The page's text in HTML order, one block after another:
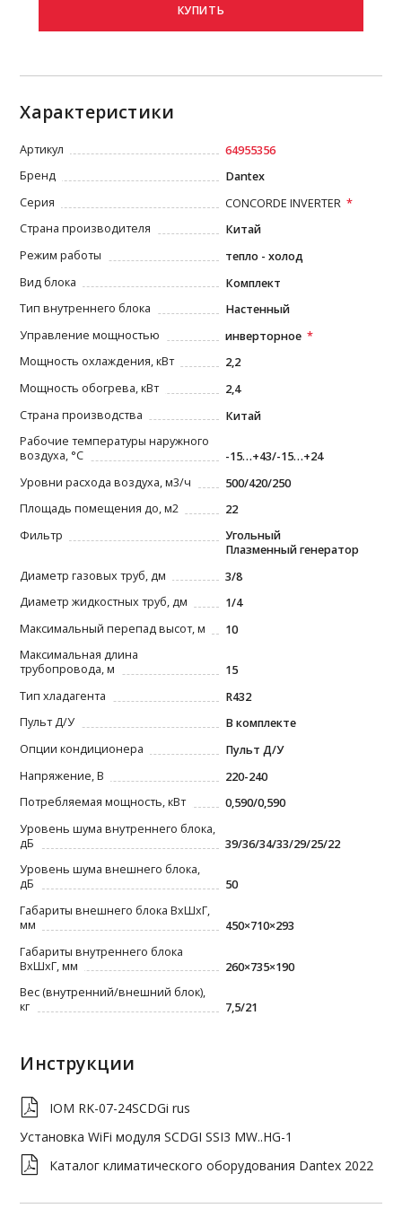
КУПИТЬ
Характеристики
Артикул
64955356
Бренд
Dantex
Серия
CONCORDE INVERTER
Страна производителя
Китай
Режим работы
тепло - холод
Вид блока
Комплект
Тип внутреннего блока
Настенный
Управление мощностью
инверторное
Мощность охлаждения, кВт
2,2
Мощность обогрева, кВт
2,4
Страна производства
Китай
Рабочие температуры наружного
воздуха, °С
-15…+43/-15…+24
Уровни расхода воздуха, м3/ч
500/420/250
Площадь помещения до, м2
22
Фильтр
Угольный
Плазменный генератор
Диаметр газовых труб, дм
3/8
Диаметр жидкостных труб, дм
1/4
Максимальный перепад высот, м
10
Максимальная длина
трубопровода, м
15
Тип хладагента
R432
Пульт Д/У
В комплекте
Опции кондиционера
Пульт Д/У
Напряжение, В
220-240
Потребляемая мощность, кВт
0,590/0,590
Уровень шума внутреннего блока,
дБ
39/36/34/33/29/25/22
Уровень шума внешнего блока,
дБ
50
Габариты внешнего блока ВxШxГ,
мм
450×710×293
Габариты внутреннего блока
ВxШxГ, мм
260×735×190
Вес (внутренний/внешний блок),
кг
7,5/21
Инструкции
IOM RK-07-24SCDGi rus
Установка WiFi модуля SCDGI SSI3 MW..HG-1
Каталог климатического оборудования Dantex 2022